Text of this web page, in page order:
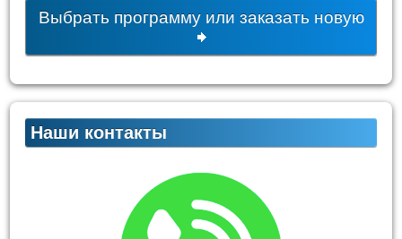
Выбрать программу или заказать новую
Наши контакты